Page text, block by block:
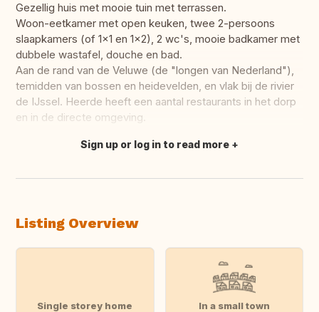
Gezellig huis met mooie tuin met terrassen.
Woon-eetkamer met open keuken, twee 2-persoons
slaapkamers (of 1x1 en 1x2), 2 wc's, mooie badkamer met
dubbele wastafel, douche en bad.
Aan de rand van de Veluwe (de "longen van Nederland"),
temidden van bossen en heidevelden, en vlak bij de rivier
de IJssel. Heerde heeft een aantal restaurants in het dorp
en in de directe omgeving.
Translate this
Sign up or log in to read more
Listing Overview
Single storey home In a small town